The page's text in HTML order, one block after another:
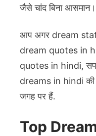
जैसे चांद बिना आसमान।
आप अगर dream
dream quotes in
quotes in hindi,
dreams in hindi की
जगह पर हैं.
Top